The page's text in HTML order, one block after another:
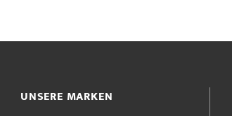
UNSERE MARKEN